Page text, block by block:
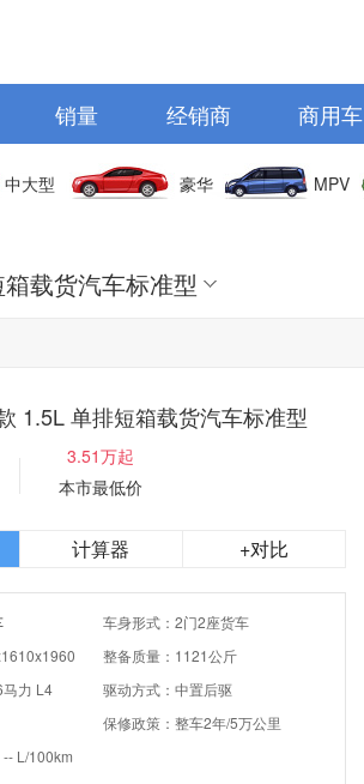
销量 经销商 商用车
中大型 豪华 MPV
载货汽车标准型
1.5L 单排短箱载货汽车标准型
3.51万起
本市最低价
计算器 +对比
车身形式：2门2座货车
整备质量：1121公斤
力 L4
驱动方式：中置后驱
保修政策：整车2年/5万公里
L/100km